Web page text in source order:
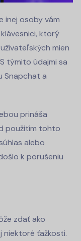
inej osoby vám
ktorý
mien
týmito údajmi sa
Snapchat a
prináša
použitím tohto
alebo
k porušeniu
zdať ako
niektoré ťažkosti.